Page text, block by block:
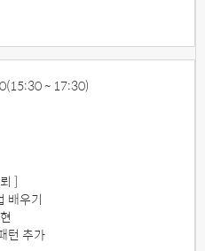
(15:30 ~ 17:30)
]
배우기
턴 추가